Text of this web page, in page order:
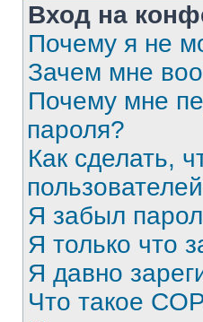
Вход на
Почему я не
Зачем мне
Почему мне
пароля?
Как сделать,
Я забыл
Я только что
Я давно
Что такое